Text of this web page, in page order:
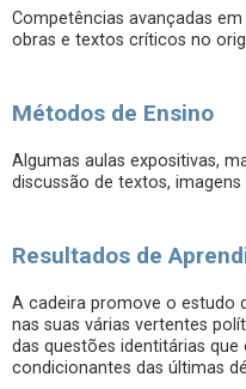
Competências avançadas
obras e textos críticos no
Métodos de Ensino
Algumas aulas expositivas,
discussão de textos, imagens
Resultados de
A cadeira promove o estudo
nas suas várias vertentes
das questões identitárias
condicionantes das últimas